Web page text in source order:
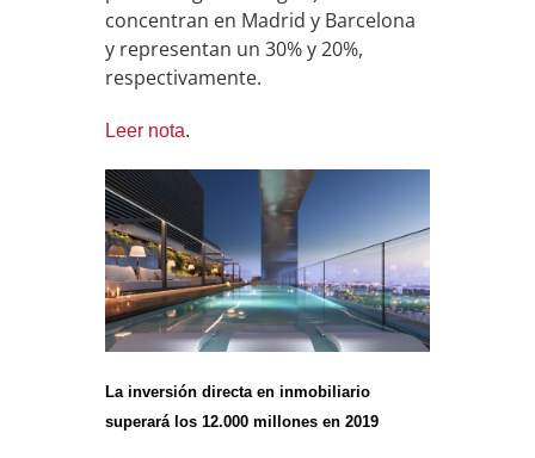
concentran en Madrid y Barcelona
y representan un 30% y 20%,
respectivamente.
Leer nota.
La inversión directa en inmobiliario
superará los 12.000 millones en 2019